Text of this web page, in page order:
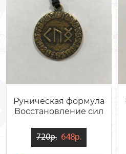
Руническая формула
Восстановление сил
720р. 648р.